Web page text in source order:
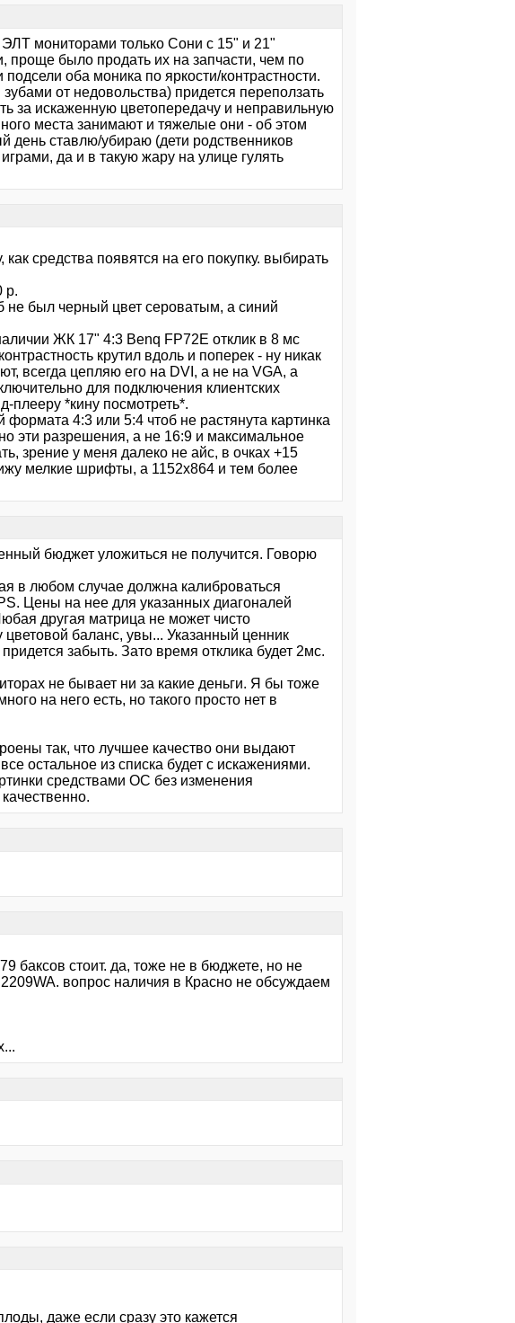
мониторами только Сони с 15" и 21"
проще было продать их на запчасти, чем по
оба моника по яркости/контрастности.
от недовольства) придется переползать
за искаженную цветопередачу и неправильную
места занимают и тяжелые они - об этом
ставлю/убираю (дети родственников
да и в такую жару на улице гулять
средства появятся на его покупку. выбирать
р.
не был черный цвет сероватым, а синий
ЖК 17" 4:3 Benq FP72E отклик в 8 мс
крутил вдоль и поперек - ну никак
всегда цепляю его на DVI, а не на VGA, а
для подключения клиентских
плееру *кину посмотреть*.
4:3 или 5:4 чтоб не растянута картинка
эти разрешения, а не 16:9 и максимальное
зрение у меня далеко не айс, в очках +15
мелкие шрифты, а 1152х864 и тем более
бюджет уложиться не получится. Говорю
в любом случае должна калиброваться
Цены на нее для указанных диагоналей
другая матрица не может чисто
цветовой баланс, увы... Указанный ценник
забыть. Зато время отклика будет 2мс.
не бывает ни за какие деньги. Я бы тоже
на него есть, но такого просто нет в
так, что лучшее качество они выдают
остальное из списка будет с искажениями.
средствами ОС без изменения
баксов стоит. да, тоже не в бюджете, но не
вопрос наличия в Красно не обсуждаем
даже если сразу это кажется